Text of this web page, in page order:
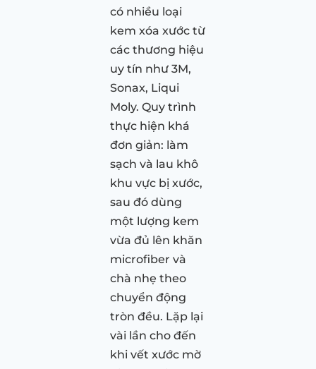
có nhiều loại
kem xóa xước từ
các thương hiệu
uy tín như 3M,
Sonax, Liqui
Moly. Quy trình
thực hiện khá
đơn giản: làm
sạch và lau khô
khu vực bị xước,
sau đó dùng
một lượng kem
vừa đủ lên khăn
microfiber và
chà nhẹ theo
chuyển động
tròn đều. Lặp lại
vài lần cho đến
khi vết xước mờ